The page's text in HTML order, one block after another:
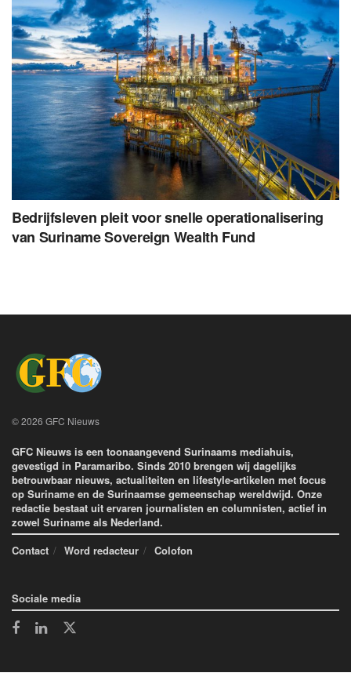
Bedrijfsleven pleit voor snelle operationalisering
van Suriname Sovereign Wealth Fund
© 2026 GFC Nieuws
GFC Nieuws is een toonaangevend Surinaams mediahuis,
gevestigd in Paramaribo. Sinds 2010 brengen wij dagelijks
betrouwbaar nieuws, actualiteiten en lifestyle-artikelen met focus
op Suriname en de Surinaamse gemeenschap wereldwijd. Onze
redactie bestaat uit ervaren journalisten en columnisten, actief in
zowel Suriname als Nederland.
Contact
Word redacteur Colofon
Sociale media